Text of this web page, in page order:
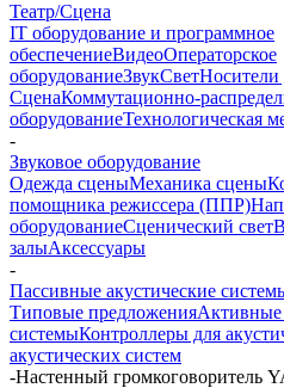
Театр/Сцена
IT оборудование и программное
обеспечениеВидеоОператорское
оборудованиеЗвукСвет
СценаКоммутационно-
оборудованиеТехнологическая
-
Звуковое оборудование
Одежда сценыМеханика сцены
помощника режиссера (ППР)
оборудованиеСценический свет
залыАксессуары
-
Пассивные акустические
Типовые предложенияАктивные
системыКонтроллеры для
акустических систем
-Настенный громкоговоритель